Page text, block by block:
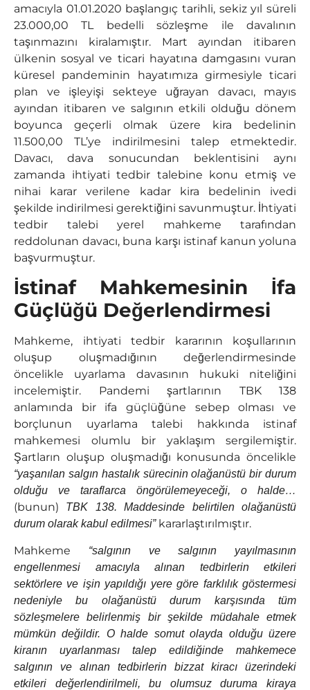
amacıyla 01.01.2020 başlangıç tarihli, sekiz yıl süreli
23.000,00 TL bedelli sözleşme ile davalının
taşınmazını kiralamıştır. Mart ayından itibaren
ülkenin sosyal ve ticari hayatına damgasını vuran
küresel pandeminin hayatımıza girmesiyle ticari
plan ve işleyişi sekteye uğrayan davacı, mayıs
ayından itibaren ve salgının etkili olduğu dönem
boyunca geçerli olmak üzere kira bedelinin
11.500,00 TL’ye indirilmesini talep etmektedir.
Davacı, dava sonucundan beklentisini aynı
zamanda ihtiyati tedbir talebine konu etmiş ve
nihai karar verilene kadar kira bedelinin ivedi
şekilde indirilmesi gerektiğini savunmuştur. İhtiyati
tedbir talebi yerel mahkeme tarafından
reddolunan davacı, buna karşı istinaf kanun yoluna
başvurmuştur.
İstinaf Mahkemesinin İfa
Güçlüğü Değerlendirmesi
Mahkeme, ihtiyati tedbir kararının koşullarının
oluşup oluşmadığının değerlendirmesinde
öncelikle uyarlama davasının hukuki niteliğini
incelemiştir. Pandemi şartlarının TBK 138
anlamında bir ifa güçlüğüne sebep olması ve
borçlunun uyarlama talebi hakkında istinaf
mahkemesi olumlu bir yaklaşım sergilemiştir.
Şartların oluşup oluşmadığı konusunda öncelikle
“yaşanılan salgın hastalık sürecinin olağanüstü bir durum
olduğu ve taraflarca öngörülemeyeceği, o halde…
(bunun) TBK 138. Maddesinde belirtilen olağanüstü
durum olarak kabul edilmesi”kararlaştırılmıştır.
Mahkeme
“salgının ve salgının yayılmasının
engellenmesi amacıyla alınan tedbirlerin etkileri
sektörlere ve işin yapıldığı yere göre farklılık göstermesi
nedeniyle bu olağanüstü durum karşısında tüm
sözleşmelere belirlenmiş bir şekilde müdahale etmek
mümkün değildir. O halde somut olayda olduğu üzere
kiranın uyarlanması talep edildiğinde mahkemece
salgının ve alınan tedbirlerin bizzat kiracı üzerindeki
etkileri değerlendirilmeli, bu olumsuz duruma kiraya